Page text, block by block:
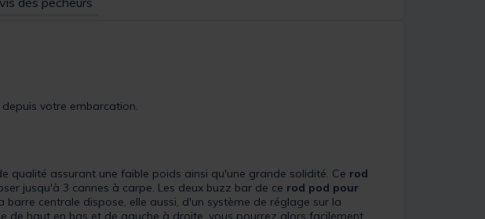
votre embarcation.
qualité assurant une faible poids ainsi qu'une grande solidité. Ce rod
jusqu'à 3 cannes à carpe. Les deux buzz bar de ce rod pod pour
centrale dispose, elle aussi, d'un système de réglage sur la
de haut en bas et de gauche à droite, vous pourrez alors facilement